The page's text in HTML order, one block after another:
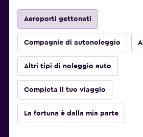
Aeroporti gettonati
Compagnie di autonoleggio
Altri tipi di noleggio auto
Completa il tuo viaggio
La fortuna è dalla mia parte